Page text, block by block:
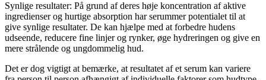
Synlige resultater: På grund af deres høje koncentration af aktive
ingredienser og hurtige absorption har serummer potentialet til at
give synlige resultater. De kan hjælpe med at forbedre hudens
udseende, reducere fine linjer og rynker, øge hydreringen og give en
mere strålende og ungdommelig hud.
Det er dog vigtigt at bemærke, at resultatet af et serum kan variere